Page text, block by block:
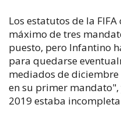
Los estatutos de la
máximo de tres
puesto, pero Infantino
para quedarse
mediados de
en su primer
2019 estaba